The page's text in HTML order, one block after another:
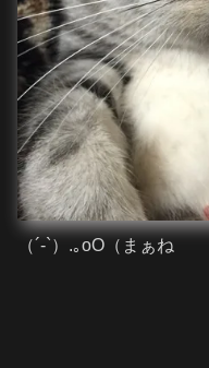
（´-`）.｡oO（まぁね